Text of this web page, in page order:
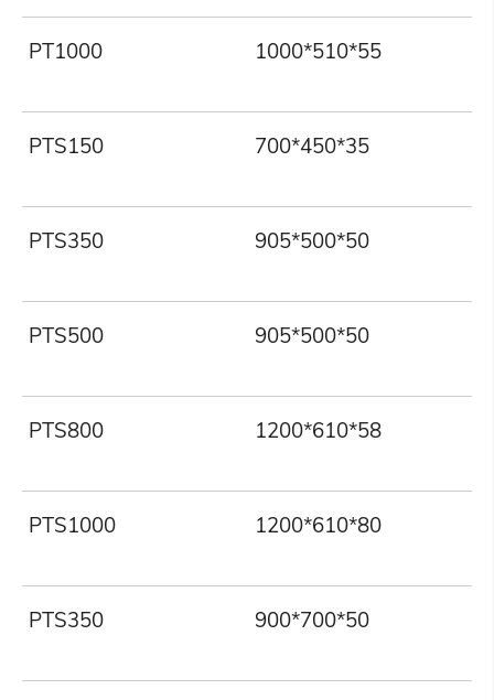
PT1000 1000*510*55
PTS150 700*450*35
PTS350 905*500*50
PTS500 905*500*50
PTS800 1200*610*58
PTS1000 1200*610*80
PTS350 900*700*50